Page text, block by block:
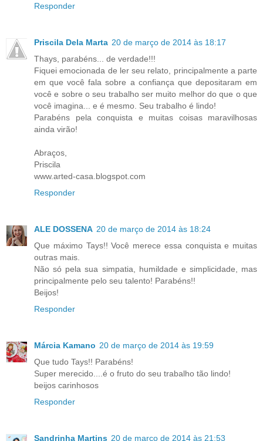
Responder
Priscila Dela Marta 20 de março de 2014 às 18:17
Thays, parabéns... de verdade!!!
Fiquei emocionada de ler seu relato, principalmente a parte
em que você fala sobre a confiança que depositaram em
você e sobre o seu trabalho ser muito melhor do que o que
você imagina... e é mesmo. Seu trabalho é lindo!
Parabéns pela conquista e muitas coisas maravilhosas
ainda virão!
Abraços,
Priscila
www.arted-casa.blogspot.com
Responder
ALE DOSSENA 20 de março de 2014 às 18:24
Que máximo Tays!! Você merece essa conquista e muitas
outras mais.
Não só pela sua simpatia, humildade e simplicidade, mas
principalmente pelo seu talento! Parabéns!!
Beijos!
Responder
Márcia Kamano 20 de março de 2014 às 19:59
Que tudo Tays!! Parabéns!
Super merecido....é o fruto do seu trabalho tão lindo!
beijos carinhosos
Responder
Sandrinha Martins 20 de março de 2014 às 21:53